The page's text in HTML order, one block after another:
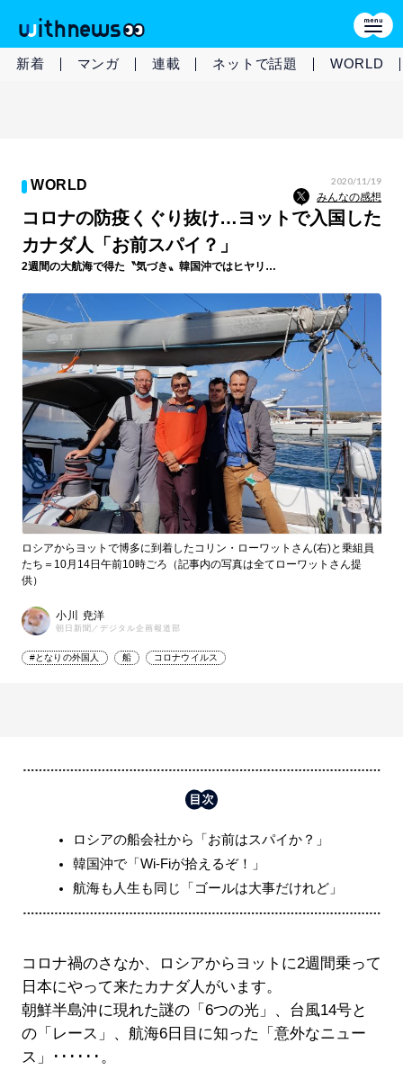
新着 マンガ 連載 ネットで話題 WORLD
WORLD 2020/11/19
みんなの感想
コロナの防疫くぐり抜け…ヨットで入国した
カナダ人「お前スパイ？」
2週間の大航海で得た〝気づき〟韓国沖ではヒヤリ…
ロシアからヨットで博多に到着したコリン・ローワットさん(右)と乗組員
たち＝10月14日午前10時ごろ（記事内の写真は全てローワットさん提
供）
小川 尭洋
朝日新聞／デジタル企画報道部
#となりの外国人 船 コロナウイルス
ロシアの船会社から「お前はスパイか？」
韓国沖で「Wi-Fiが拾えるぞ！」
航海も人生も同じ「ゴールは大事だけれど」
コロナ禍のさなか、ロシアからヨットに2週間乗って
日本にやって来たカナダ人がいます。
朝鮮半島沖に現れた謎の「6つの光」、台風14号と
の「レース」、航海6日目に知った「意外なニュー
ス」･･････。